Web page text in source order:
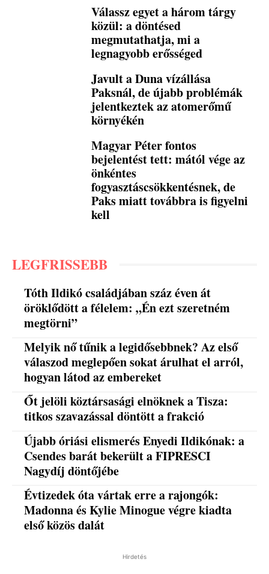
Válassz egyet a három tárgy
közül: a döntésed
megmutathatja, mi a
legnagyobb erősséged
Javult a Duna vízállása
Paksnál, de újabb problémák
jelentkeztek az atomerőmű
környékén
Magyar Péter fontos
bejelentést tett: mától vége az
önkéntes
fogyasztáscsökkentésnek, de
Paks miatt továbbra is figyelni
kell
LEGFRISSEBB
Tóth Ildikó családjában száz éven át
öröklődött a félelem: „Én ezt szeretném
megtörni”
Melyik nő tűnik a legidősebbnek? Az első
válaszod meglepően sokat árulhat el arról,
hogyan látod az embereket
Őt jelöli köztársasági elnöknek a Tisza:
titkos szavazással döntött a frakció
Újabb óriási elismerés Enyedi Ildikónak: a
Csendes barát bekerült a FIPRESCI
Nagydíj döntőjébe
Évtizedek óta vártak erre a rajongók:
Madonna és Kylie Minogue végre kiadta
első közös dalát
Hirdetés